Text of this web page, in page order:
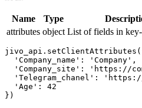
Name Type
attributes object List of fields in
  'Company_name': 'Company',
'Company_site': 'https://
'Telegram_chanel':
  'Age': 42